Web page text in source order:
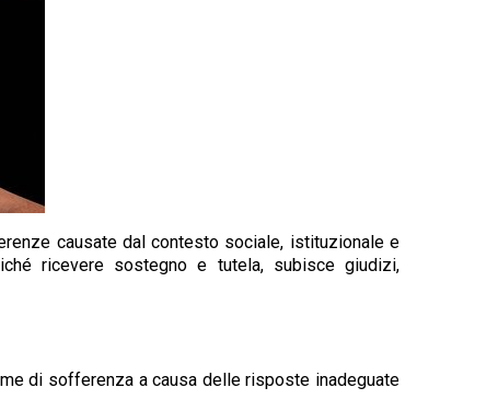
causate dal contesto sociale, istituzionale e
ricevere sostegno e tutela, subisce giudizi,
di sofferenza a causa delle risposte inadeguate